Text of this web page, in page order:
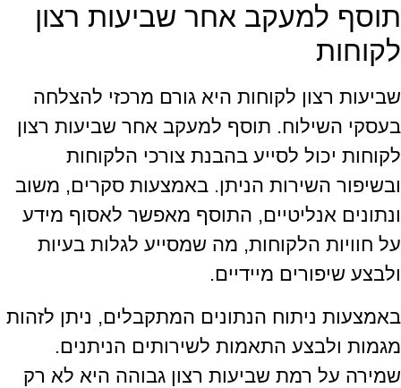
תוסף למעקב אחר שביעות רצון
לקוחות
שביעות רצון לקוחות היא גורם מרכזי להצלחה
בעסקי השילוח. תוסף למעקב אחר שביעות רצון
לקוחות יכול לסייע בהבנת צורכי הלקוחות
ובשיפור השירות הניתן. באמצעות סקרים, משוב
ונתונים אנליטיים, התוסף מאפשר לאסוף מידע
על חוויות הלקוחות, מה שמסייע לגלות בעיות
ולבצע שיפורים מיידיים.
באמצעות ניתוח הנתונים המתקבלים, ניתן לזהות
מגמות ולבצע התאמות לשירותים הניתנים.
שמירה על רמת שביעות רצון גבוהה היא לא רק